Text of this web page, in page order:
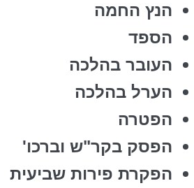
הנץ החמה
הספד
העובר בהלכה
הערל בהלכה
הפטרה
הפסק בקר"ש וברכו'
הפקרת פירות שביעית